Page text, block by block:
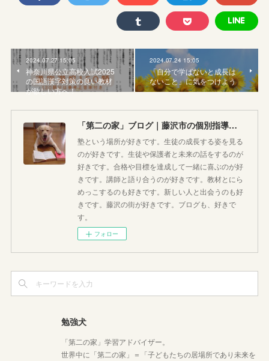
2024.07.27 15:05
神奈川県公立高校入試2025
の国語漢字対策の良い教材
が欲しい方へ！
2024.07.24 15:05
「自分で学ばないと成長は
ないこと」に気をつけよう
「第二の家」ブログ｜藤沢市の個別指導塾のお話
塾という場所が好きです。生徒の成長する姿を見る
のが好きです。生徒や保護者と未来の話をするのが
好きです。合格や目標を達成して一緒に喜ぶのが好
きです。講師と語り合うのが好きです。教材とにら
めっこするのも好きです。新しい人と出会うのも好
きです。藤沢の街が好きです。ブログも、好きで
す。
フォロー
勉強犬
「第二の家」学習アドバイザー。
世界中に「第二の家」＝「子どもたちの居場所であり未来を